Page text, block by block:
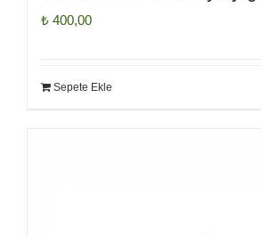
₺ 400,00
Sepete Ekle